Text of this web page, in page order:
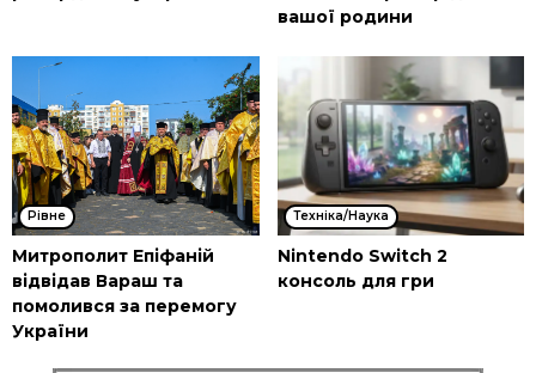
вашої родини
Рівне
Митрополит Епіфаній
відвідав Вараш та
помолився за перемогу
України
Техніка/Наука
Nintendo Switch 2
консоль для гри